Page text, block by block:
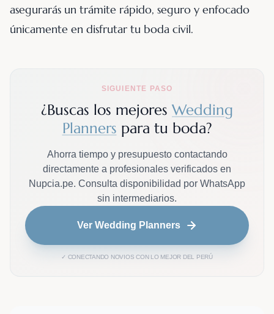
asegurarás un trámite rápido, seguro y enfocado
únicamente en disfrutar tu boda civil.
SIGUIENTE PASO
¿Buscas los mejores Wedding
Planners para tu boda?
Ahorra tiempo y presupuesto contactando
directamente a profesionales verificados en
Nupcia.pe. Consulta disponibilidad por WhatsApp
sin intermediarios.
Ver Wedding Planners
✓ CONECTANDO NOVIOS CON LO MEJOR DEL PERÚ